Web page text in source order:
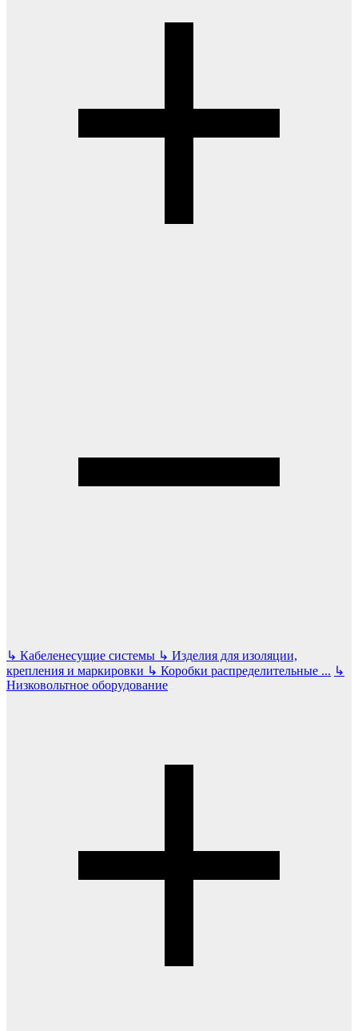
↳ Кабеленесущие системы ↳ Изделия для изоляции,
крепления и маркировки ↳ Коробки распределительные ... ↳
Низковольтное оборудование